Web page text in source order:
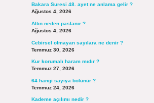
Bakara Suresi 48. ayet ne anlama gelir ?
Ağustos 4, 2026
Altın neden paslanır ?
Ağustos 4, 2026
Cebirsel olmayan sayılara ne denir ?
Temmuz 30, 2026
Kur korumalı haram mıdır ?
Temmuz 27, 2026
64 hangi sayıya bölünür ?
Temmuz 24, 2026
Kademe açılımı nedir ?